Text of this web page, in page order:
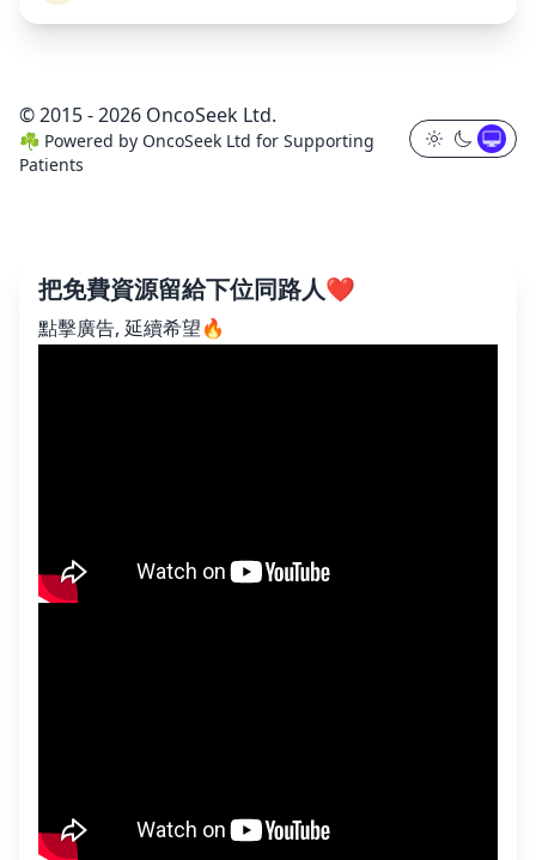
© 2015 - 2026 OncoSeek Ltd.
☘️ Powered by OncoSeek Ltd for Supporting
Patients
把免費資源留給下位同路人❤️
點擊廣告, 延續希望🔥